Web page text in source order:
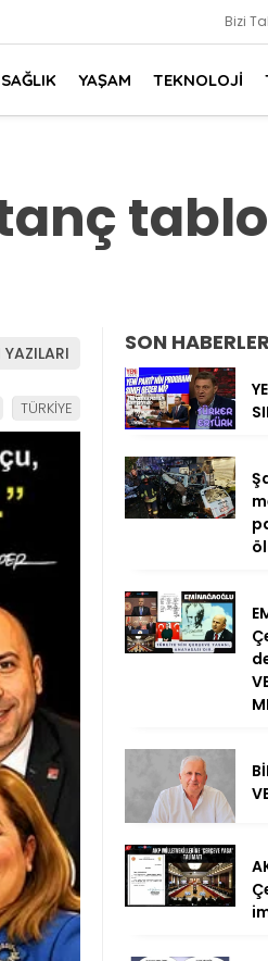
Bizi
SAĞLIK YAŞAM TEKNOLOJİ
TÜRKİYE
SON HABERLER